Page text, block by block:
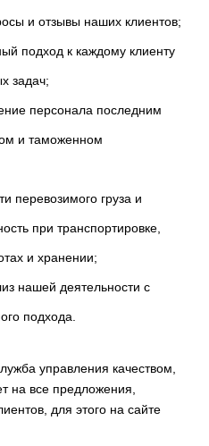
и отзывы наших клиентов;
подход к каждому клиенту
задач;
персонала последним
и таможенном
перевозимого груза и
при транспортировке,
и хранении;
нашей деятельности с
подхода.
управления качеством,
на все предложения,
для этого на сайте